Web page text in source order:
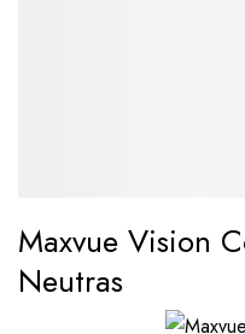
Maxvue Vision
Neutras